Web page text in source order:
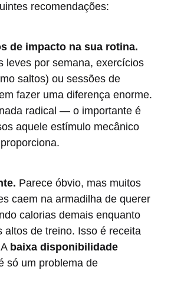
recomendações:
de impacto na sua rotina.
leves por semana, exercícios
saltos) ou sessões de
fazer uma diferença enorme.
radical — o importante é
aquele estímulo mecânico
Parece óbvio, mas muitos
caem na armadilha de querer
calorias demais enquanto
altos de treino. Isso é receita
baixa disponibilidade
só um problema de